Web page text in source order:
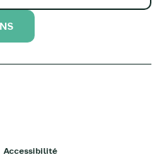
Accessibilité